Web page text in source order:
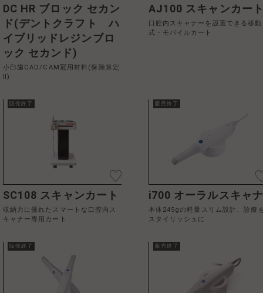
DC HR ブロック セカン
ド(デントクラフト ハ
イブリッドレジンブロ
ック セカンド)
小臼歯CAD/CAM冠用材料(保険算定
Ⅱ)
AJ100 スキャンカー
口腔内スキャナーを設置できる移動
式・モバイルカート
販売終了
SC108 スキャンカート
収納力に優れたスマートな口腔内ス
キャナー専用カート
販売終了
i700 オーラルスキャ
本体245gの軽量スリム設計、診療
スタイリッシュに
販売終了 販売終了